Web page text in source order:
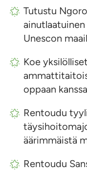
Tutustu
Unescon
Koe
oppaan
Rentoudu
äärimmäistä
Rentoudu